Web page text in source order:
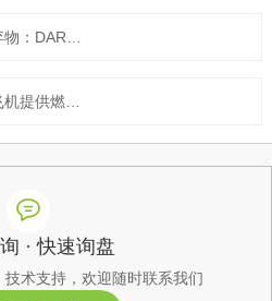
生物质不再只是废弃物：DARPA 最新项目将木质素转化为战略资源
家庭垃圾真的能给飞机提供燃料吗？
· 快速询盘
术支持，欢迎随时联系我们